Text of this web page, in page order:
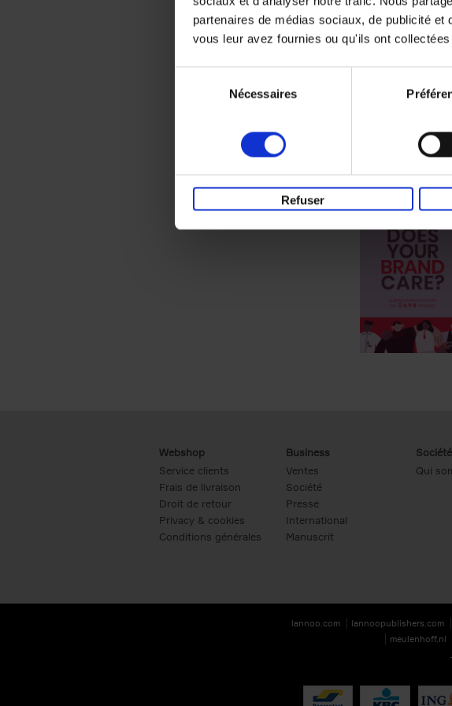
partenaires de médias sociaux, de publicité
vous leur avez fournies ou qu'ils ont
Nécessaires
Refuser
Webshop
Service clients
Frais de livraison
Droit de retour
Privacy & cookies
Conditions générales
Business
Ventes
Société
Presse
International
Manuscrit
Société
Qui
lannoo.com lannoopublishers.com
meulenhoff.nl